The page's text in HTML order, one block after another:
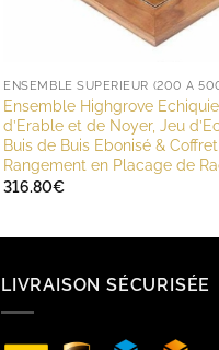
ENSEMBLE SUPÉRIEUR (200 À
Ensemble Highgrove
d’Erable et de Noyer, Jeu
Buis de Buis Ebonisé &
Rangement en Placage de
316.80€
LIVRAISON SÉCURISÉE